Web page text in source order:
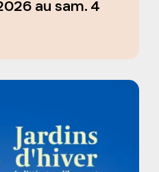
au sam. 4